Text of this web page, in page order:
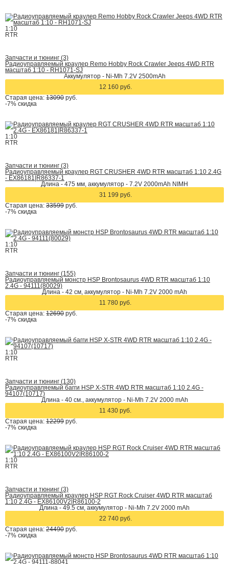
1:10
RTR
Запчасти и тюнинг (3)
Радиоуправляемый краулер Remo Hobby Rock Crawler Jeeps 4WD RTR
масштаб 1:10 - RH1071-SJ
Аккумулятор - Ni-Mh 7.2V 2500mAh
12 160 руб.
Старая цена: 13090 руб.
-7% скидка
1:10
RTR
Запчасти и тюнинг (3)
Радиоуправляемый краулер RGT CRUSHER 4WD RTR масштаб 1:10 2.4G
- EX86181|R86337-1
Длина - 475 мм, аккумулятор - 7.2V 2000mAh NIMH
31 199 руб.
Старая цена: 33599 руб.
-7% скидка
1:10
RTR
Запчасти и тюнинг (155)
Радиоуправляемый монстр HSP Brontosaurus 4WD RTR масштаб 1:10
2.4G - 94111(80029)
Длина - 42 cм, аккумулятор - Ni-Mh 7.2V 2000 mAh
11 780 руб.
Старая цена: 12690 руб.
-7% скидка
1:10
RTR
Запчасти и тюнинг (130)
Радиоуправляемый багги HSP X-STR 4WD RTR масштаб 1:10 2.4G -
94107(10717)
Длина - 40 см., аккумулятор - Ni-Mh 7.2V 2000 mAh
11 430 руб.
Старая цена: 12299 руб.
-7% скидка
1:10
RTR
Запчасти и тюнинг (3)
Радиоуправляемый краулер HSP RGT Rock Cruiser 4WD RTR масштаб
1:10 2.4G - EX86100V2|R86100-2
Длина - 49.5 см, аккумулятор - Ni-Mh 7.2V 2000 mAh
22 740 руб.
Старая цена: 24490 руб.
-7% скидка